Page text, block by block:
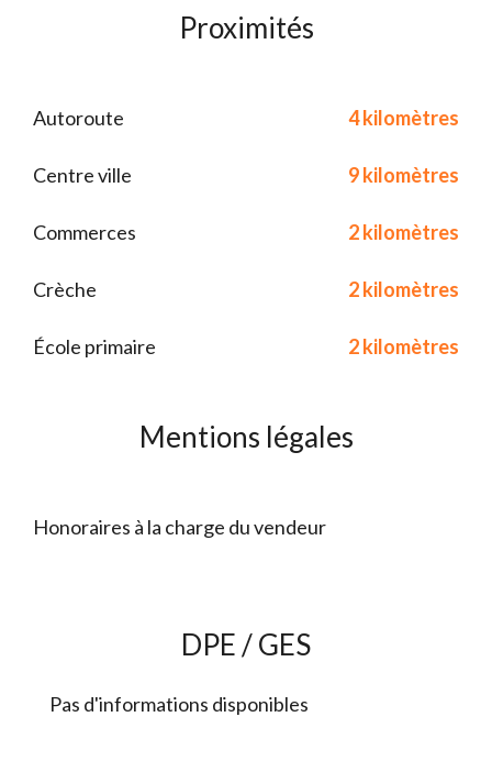
Proximités
Autoroute 4 kilomètres
Centre ville 9 kilomètres
Commerces 2 kilomètres
Crèche 2 kilomètres
École primaire 2 kilomètres
Mentions légales
Honoraires à la charge du vendeur
DPE / GES
Pas d'informations disponibles